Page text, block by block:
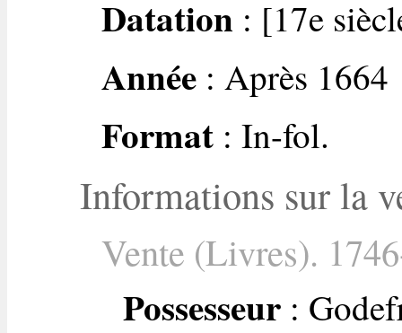
Datation : [17e
Année: Après 1664
Format: In-fol.
Informations sur la
Vente (Livres).
Possesseur :